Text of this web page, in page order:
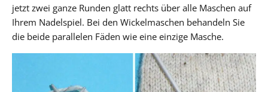
jetzt zwei ganze Runden glatt rechts über alle Maschen auf
Ihrem Nadelspiel. Bei den Wickelmaschen behandeln Sie
die beide parallelen Fäden wie eine einzige Masche.